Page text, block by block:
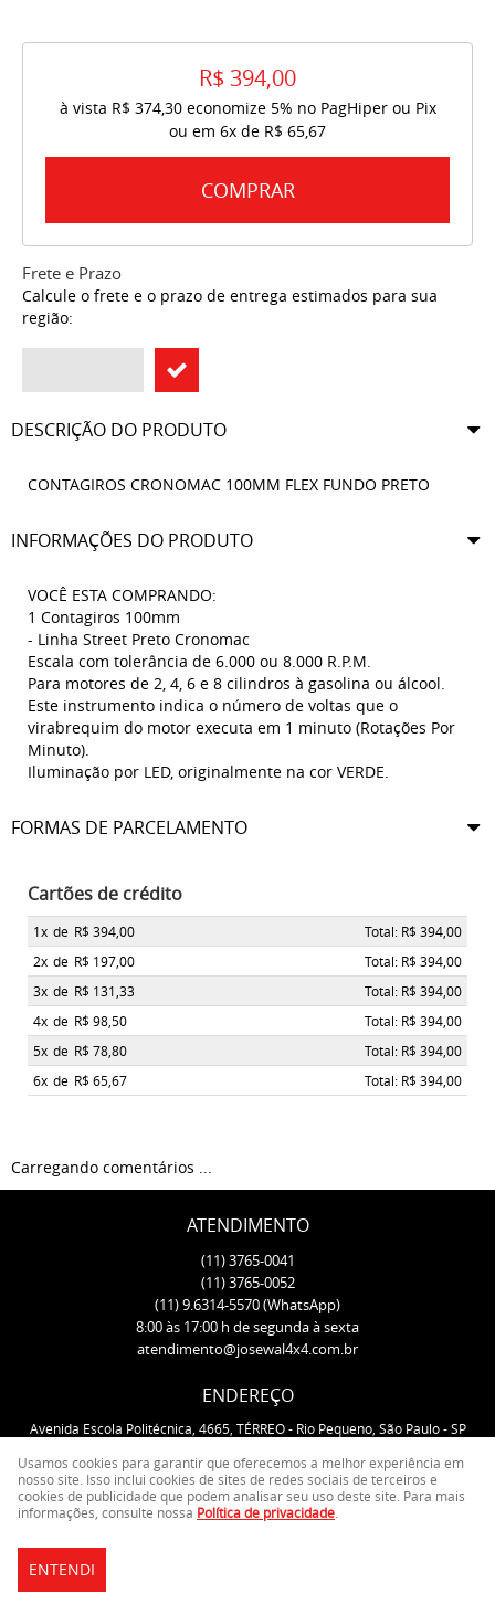
R$ 394,00
à vista R$ 374,30economize 5% no PagHiper ou Pix
ou em 6x de R$ 65,67
COMPRAR
Frete e Prazo
Calcule o frete e o prazo de entrega estimados para sua
região:
DESCRIÇÃO DO PRODUTO
CONTAGIROS CRONOMAC 100MM FLEX FUNDO PRETO
INFORMAÇÕES DO PRODUTO
VOCÊ ESTA COMPRANDO:
1 Contagiros 100mm
- Linha Street Preto Cronomac
Escala com tolerância de 6.000 ou 8.000 R.P.M.
Para motores de 2, 4, 6 e 8 cilindros à gasolina ou álcool.
Este instrumento indica o número de voltas que o
virabrequim do motor executa em 1 minuto (Rotações Por
Minuto).
Iluminação por LED, originalmente na cor VERDE.
FORMAS DE PARCELAMENTO
Cartões de crédito
1x de R$ 394,00
Total: R$ 394,00
2x de R$ 197,00
Total: R$ 394,00
3x de R$ 131,33
Total: R$ 394,00
4x de R$ 98,50
Total: R$ 394,00
5x de R$ 78,80
Total: R$ 394,00
6x de R$ 65,67 Total: R$ 394,00
Carregando comentários ...
ATENDIMENTO
(11)3765-0041
(11)3765-0052
(11)9.6314-5570(WhatsApp)
8:00 às 17:00 h de segunda à sexta
atendimento@josewal4x4.com.br
ENDEREÇO
Avenida Escola Politécnica, 4665, TÉRREO- Rio Pequeno, São Paulo-SP
LOJA VIRTUAL CRIADA POR
Usamos cookies para garantir que oferecemos a melhor experiência em
nosso site. Isso inclui cookies de sites de redes sociais de terceiros e
cookies de publicidade que podem analisar seu uso deste site. Para mais
informações, consulte nossa Política de privacidade
ENTENDI